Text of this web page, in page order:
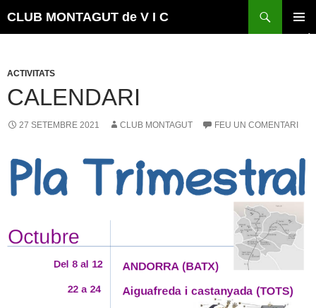
CLUB MONTAGUT de V I C
ACTIVITATS
CALENDARI
27 SETEMBRE 2021 CLUB MONTAGUT FEU UN COMENTARI